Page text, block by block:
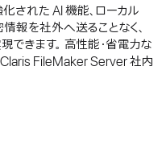
れた AI 機能、ローカル
報を社外へ送ることなく、
できます。 高性能・省電力な
FileMaker Server 社内